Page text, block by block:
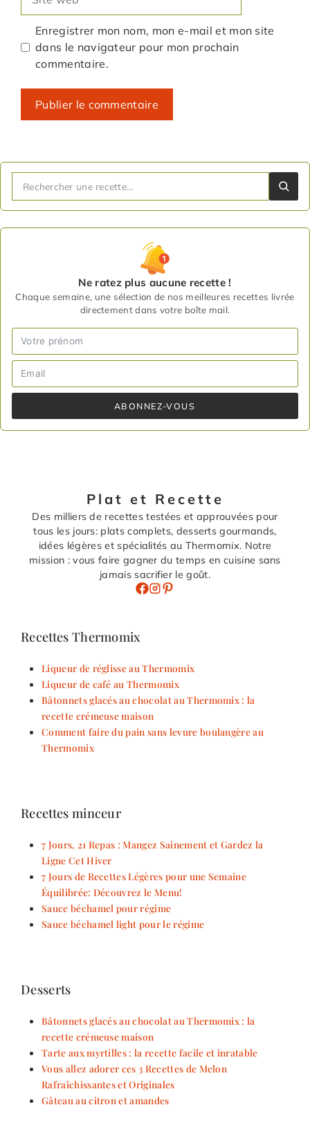
web
Enregistrer mon nom, mon e-mail et mon site
dans le navigateur pour mon prochain
commentaire.
Ne ratez plus aucune recette !
Chaque semaine, une sélection de nos meilleures recettes livrée
directement dans votre boîte mail.
ABONNEZ-VOUS
Plat et Recette
Des milliers de recettes testées et approuvées pour
tous les jours: plats complets, desserts gourmands,
idées légères et spécialités au Thermomix. Notre
mission : vous faire gagner du temps en cuisine sans
jamais sacrifier le goût.
Recettes Thermomix
Liqueur de réglisse au Thermomix
Liqueur de café au Thermomix
Bâtonnets glacés au chocolat au Thermomix : la
recette crémeuse maison
Comment faire du pain sans levure boulangère au
Thermomix
Recettes minceur
7 Jours, 21 Repas : Mangez Sainement et Gardez la
Ligne Cet Hiver
7 Jours de Recettes Légères pour une Semaine
Équilibrée: Découvrez le Menu!
Sauce béchamel pour régime
Sauce béchamel light pour le régime
Desserts
Bâtonnets glacés au chocolat au Thermomix : la
recette crémeuse maison
Tarte aux myrtilles : la recette facile et inratable
Vous allez adorer ces 3 Recettes de Melon
Rafraîchissantes et Originales
Gâteau au citron et amandes